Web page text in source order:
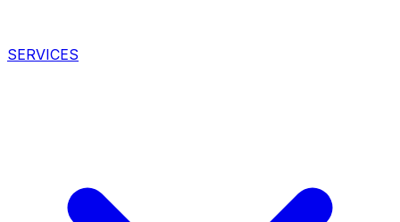
SERVICES